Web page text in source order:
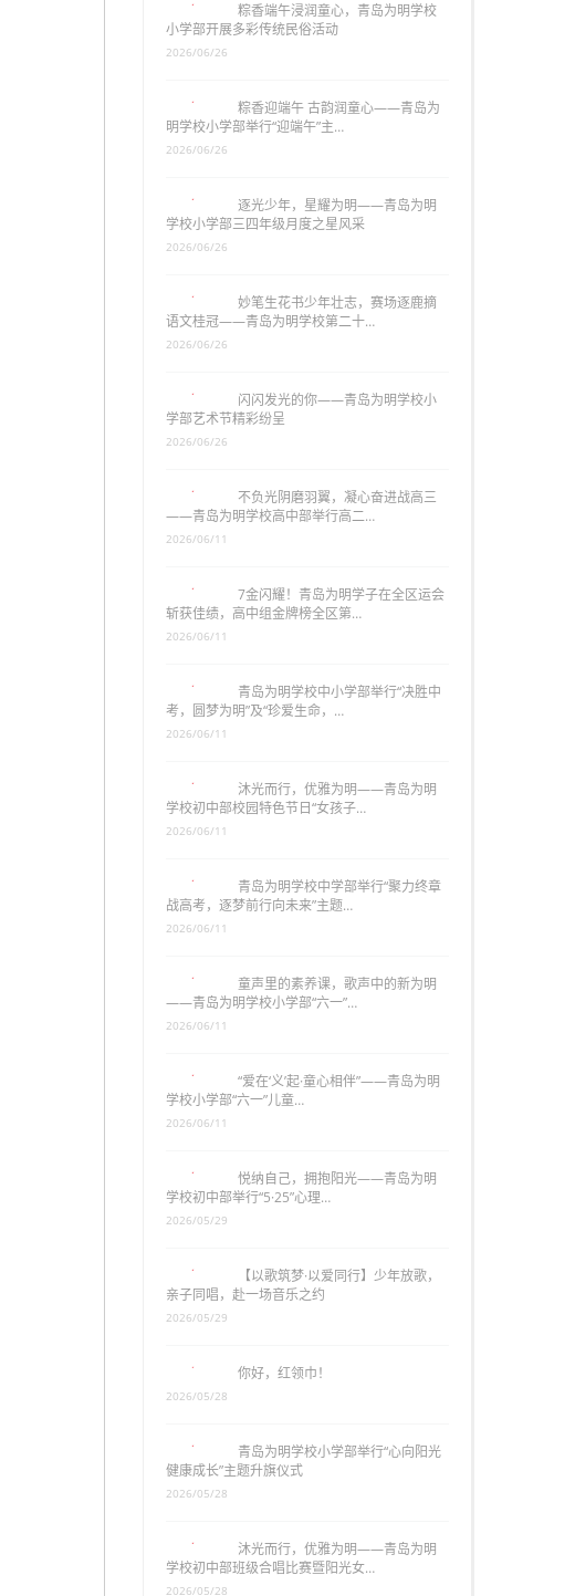
粽香端午浸润童心，青岛为明学校
小学部开展多彩传统民俗活动
粽香迎端午 古韵润童心——青岛为
明学校小学部举行“迎端午”主…
2026/06/26
逐光少年，星耀为明——青岛为明
学校小学部三四年级月度之星风采
2026/06/26
妙笔生花书少年壮志，赛场逐鹿摘
语文桂冠——青岛为明学校第二十…
闪闪发光的你——青岛为明学校小
学部艺术节精彩纷呈
不负光阴磨羽翼，凝心奋进战高三
——青岛为明学校高中部举行高二…
7金闪耀！青岛为明学子在全区运会
斩获佳绩，高中组金牌榜全区第…
青岛为明学校中小学部举行“决胜中
考，圆梦为明”及“珍爱生命，…
沐光而行，优雅为明——青岛为明
学校初中部校园特色节日“女孩子…
2026/06/11
青岛为明学校中学部举行“聚力终章
战高考，逐梦前行向未来”主题…
2026/06/11
童声里的素养课，歌声中的新为明
——青岛为明学校小学部“六一”…
2026/06/11
“爱在‘义’起·童心相伴”——青岛为明
学校小学部“六一”儿童…
2026/06/11
悦纳自己，拥抱阳光——青岛为明
学校初中部举行“5·25”心理…
2026/05/29
【以歌筑梦·以爱同行】少年放歌，
亲子同唱，赴一场音乐之约
2026/05/29
你好，红领巾！
2026/05/28
青岛为明学校小学部举行“心向阳光
健康成长”主题升旗仪式
2026/05/28
沐光而行，优雅为明——青岛为明
学校初中部班级合唱比赛暨阳光女…
2026/05/28